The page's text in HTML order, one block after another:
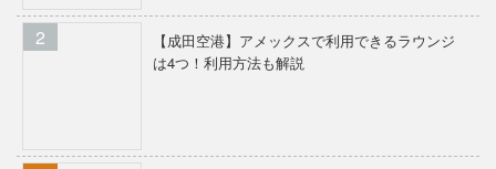
【成田空港】アメックスで利用できるラウンジ
は4つ！利用方法も解説